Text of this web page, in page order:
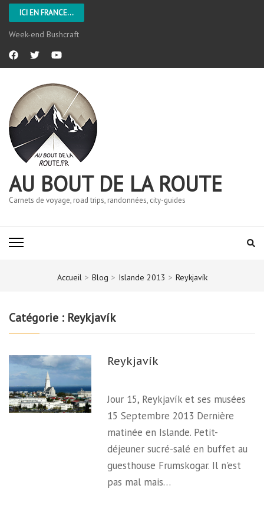
ICI EN FRANCE...
Week-end Bushcraft
AU BOUT DE LA ROUTE
Carnets de voyage, road trips, randonnées, city-guides
Accueil > Blog > Islande 2013 > Reykjavík
Catégorie : Reykjavík
Reykjavík
Jour 15, Reykjavík et ses musées
15 Septembre 2013 Dernière
matinée en Islande. Petit-
déjeuner sucré-salé en buffet au
guesthouse Frumskogar. Il n'est
pas mal mais…